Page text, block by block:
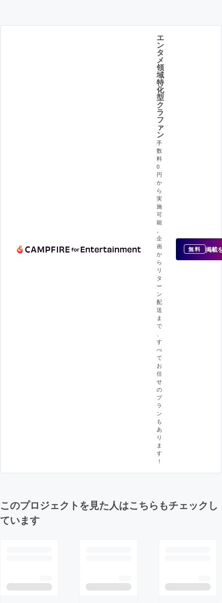
エ
ン
タ
メ
領
域
特
化
型
ク
ラ
フ
ァ
ン
手
数
料
0
円
か
ら
実
施
可
能
企
画
か
ら
リ
タ
ー
ン
配
送
ま
で
す
べ
て
お
任
せ
の
プ
ラ
ン
も
あ
り
ま
す
！
無料 掲載
このプロジェクトを見た人はこちらもチェックし
ています